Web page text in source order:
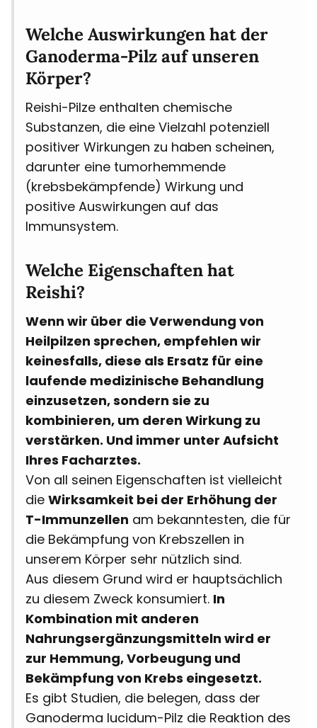
Welche Auswirkungen hat der
Ganoderma-Pilz auf unseren
Körper?
Reishi-Pilze enthalten chemische
Substanzen, die eine Vielzahl potenziell
positiver Wirkungen zu haben scheinen,
darunter eine tumorhemmende
(krebsbekämpfende) Wirkung und
positive Auswirkungen auf das
Immunsystem.
Welche Eigenschaften hat
Reishi?
Wenn wir über die Verwendung von
Heilpilzen sprechen, empfehlen wir
keinesfalls, diese als Ersatz für eine
laufende medizinische Behandlung
einzusetzen, sondern sie zu
kombinieren, um deren Wirkung zu
verstärken. Und immer unter Aufsicht
Ihres Facharztes.
Von all seinen Eigenschaften ist vielleicht
die Wirksamkeit bei der Erhöhung der
T-Immunzellen am bekanntesten, die für
die Bekämpfung von Krebszellen in
unserem Körper sehr nützlich sind.
Aus diesem Grund wird er hauptsächlich
zu diesem Zweck konsumiert. In
Kombination mit anderen
Nahrungsergänzungsmitteln wird er
zur Hemmung, Vorbeugung und
Bekämpfung von Krebs eingesetzt.
Es gibt Studien, die belegen, dass der
Ganoderma lucidum-Pilz die Reaktion des